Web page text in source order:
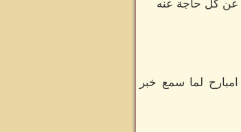
عن كل حاجة عنه
لما سمع خبر